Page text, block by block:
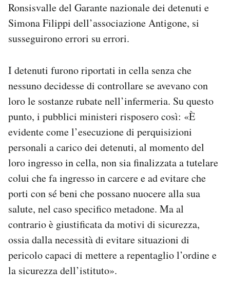
Ronsisvalle del Garante nazionale dei detenuti e
Simona Filippi dell’associazione Antigone, si
susseguirono errori su errori.
I detenuti furono riportati in cella senza che
nessuno decidesse di controllare se avevano con
loro le sostanze rubate nell’infermeria. Su questo
punto, i pubblici ministeri risposero così: «È
evidente come l’esecuzione di perquisizioni
personali a carico dei detenuti, al momento del
loro ingresso in cella, non sia finalizzata a tutelare
colui che fa ingresso in carcere e ad evitare che
porti con sé beni che possano nuocere alla sua
salute, nel caso specifico metadone. Ma al
contrario è giustificata da motivi di sicurezza,
ossia dalla necessità di evitare situazioni di
pericolo capaci di mettere a repentaglio l’ordine e
la sicurezza dell’istituto».